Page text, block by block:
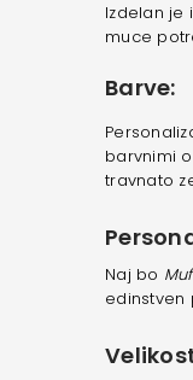
Izdelan je
muce
Barve:
barvnimi
travnato
Naj bo
edinstven